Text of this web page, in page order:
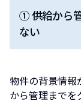
① 供給から
ない
物件の背景情報
から管理までを